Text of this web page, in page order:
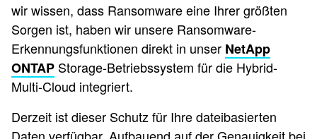
wir wissen, dass Ransomware eine Ihrer größten
Sorgen ist, haben wir unsere Ransomware-
Erkennungsfunktionen direkt in unser NetApp
ONTAP Storage-Betriebssystem für die Hybrid-
Multi-Cloud integriert.
Derzeit ist dieser Schutz für Ihre dateibasierten